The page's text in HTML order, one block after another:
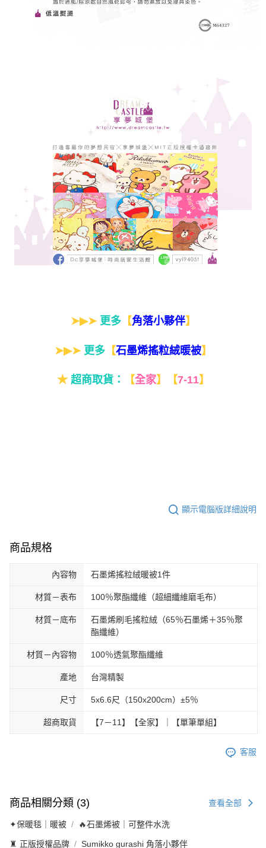
➤▶➤ 更多【角落小夥伴】
➤▶➤ 更多【石墨烯搖粒絨暖被】
★ 超商取貨： 【全家】 【7-11】
顯示電腦版詳細說明
商品規格
內容物 石墨烯搖粒絨暖被1件
材質－表布 100％聚酯纖維（超細纖維磨毛布）
材質－底布
石墨烯刷毛搖粒絨（65％石墨烯＋35％聚
酯纖維）
材質－內容物 100％透氣聚酯纖維
產地 台灣精製
尺寸 5x6.6尺（150x200cm）±5％
超商取貨 【7－11】【全家】｜【單筆單組】
客服
商品相關分類 (3) 查看全部
✦保暖毯｜暖被 🔥石墨烯被｜可整件水洗
♜ 正版授權品牌 Sumikko gurashi 角落小夥伴